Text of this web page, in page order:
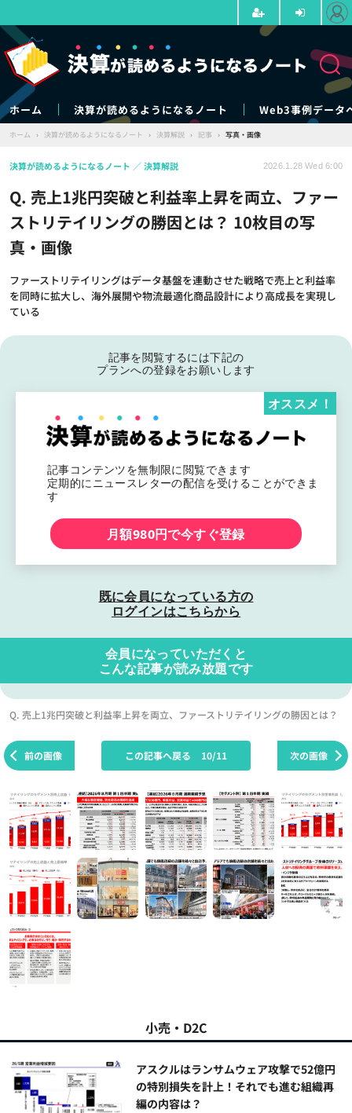
ホーム 決算が読めるようになるノート Web3事例データ
ホーム › 決算が読めるようになるノート › 決算解説 › 記事 › 写真・画像
Q. 売上1兆円突破と利益率上昇を両立、ファー
ストリテイリングの勝因とは？ 10枚目の写
真・画像
ファーストリテイリングはデータ基盤を連動させた戦略で売上と利益率
を同時に拡大し、海外展開や物流最適化商品設計により高成長を実現し
ている
決算が読めるようになるノート 決算解説 2026.1.28 Wed 6:00
記事を閲覧するには下記の
プランへの登録をお願いします
記事コンテンツを無制限に閲覧できます
定期的にニュースレターの配信を受けることができま
す
オススメ！
月額980円で今すぐ登録
既に会員になっている方の
ログインはこちらから
会員になっていただくと
こんな記事が読み放題です
Q. 売上1兆円突破と利益率上昇を両立、ファーストリテイリングの勝因とは？
前の画像 次の画像
この記事へ戻る 10/11
小売・D2C
アスクルはランサムウェア攻撃で52億円
の特別損失を計上！それでも進む組織再
編の内容は？